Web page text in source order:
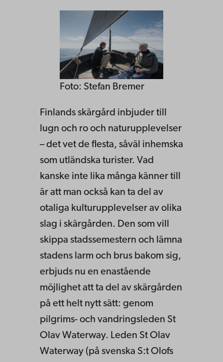
Foto: Stefan Bremer
Finlands skärgård inbjuder till
lugn och ro och naturupplevelser
– det vet de flesta, såväl inhemska
som utländska turister. Vad
kanske inte lika många känner till
är att man också kan ta del av
otaliga kulturupplevelser av olika
slag i skärgården. Den som vill
skippa stadssemestern och lämna
stadens larm och brus bakom sig,
erbjuds nu en enastående
möjlighet att ta del av skärgården
på ett helt nytt sätt: genom
pilgrims- och vandringsleden St
Olav Waterway. Leden St Olav
Waterway (på svenska S:t Olofs